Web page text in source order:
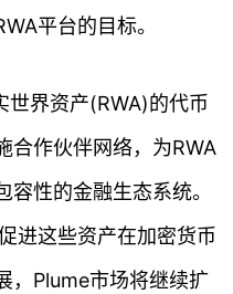
平台的目标。
世界资产(RWA)的代币
合作伙伴网络，为RWA
性的金融生态系统。
进这些资产在加密货币
，Plume市场将继续扩